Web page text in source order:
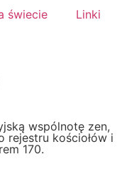
świecie Linki
wspólnotę zen,
rejestru kościołów i
170.